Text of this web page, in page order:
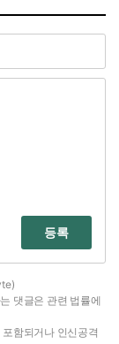
등록
댓글은 관련 법률에
함되거나 인신공격